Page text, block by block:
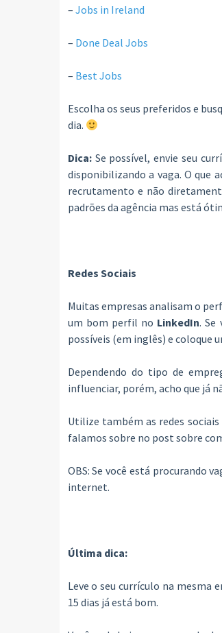
– Jobs in Ireland
– Done Deal Jobs
– Best Jobs
Escolha os seus preferidos e
dia.
Dica:Se possível, envie seu
disponibilizando a vaga. O que
recrutamento e não
padrões da agência mas está
Redes Sociais
Muitas empresas analisam o
um bom perfil no LinkedIn. Se
possíveis (em inglês) e coloque
Dependendo do tipo de
influenciar, porém, acho que já
Utilize também as redes sociais
falamos sobre no post sobre
OBS: Se você está procurando
internet.
Última dica:
Leve o seu currículo na mesma
15 dias já está bom.